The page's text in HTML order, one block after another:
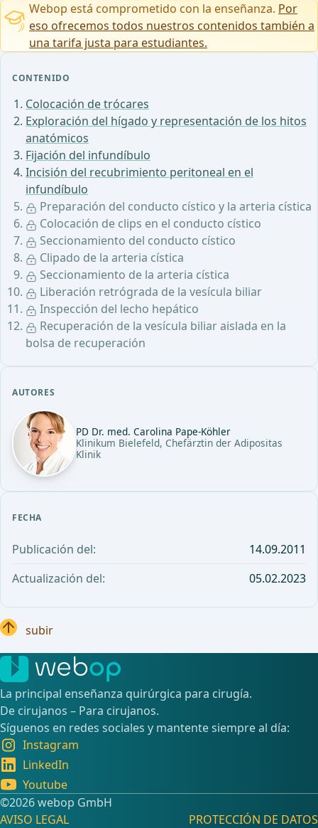
CONTENIDO
Colocación de trócares
Exploración del hígado y representación de los hitos
anatómicos
Fijación del infundíbulo
Incisión del recubrimiento peritoneal en el
infundíbulo
Preparación del conducto cístico y la arteria cística
Colocación de clips en el conducto cístico
Seccionamiento del conducto cístico
Clipado de la arteria cística
Seccionamiento de la arteria cística
Liberación retrógrada de la vesícula biliar
Inspección del lecho hepático
Recuperación de la vesícula biliar aislada en la
bolsa de recuperación
AUTORES
PD Dr. med. Carolina Pape-Köhler
Klinikum Bielefeld, Chefärztin der Adipositas
Klinik
FECHA
Publicación del:
14.09.2011
Actualización del:
05.02.2023
Webop está comprometido con la enseñanza. Por
eso ofrecemos todos nuestros contenidos también a
una tarifa justa para estudiantes.
subir
La principal enseñanza quirúrgica para cirugía.
De cirujanos – Para cirujanos.
Síguenos en redes sociales y mantente siempre al día:
Instagram
LinkedIn
Youtube
©️2026 webop GmbH
AVISO LEGAL
PROTECCIÓN DE DATOS